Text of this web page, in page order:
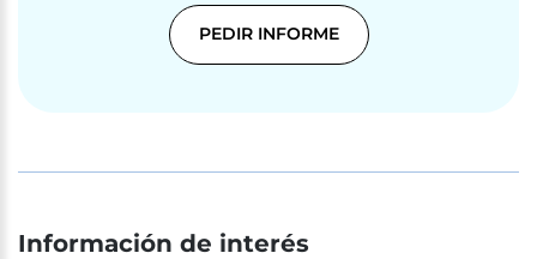
PEDIR INFORME
Información de interés